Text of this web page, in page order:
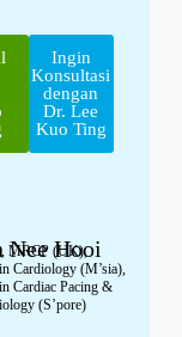
Ingin
Konsultasi
dengan
Dr. Lee
Kuo Ting
Nee Hooi
MRCP (UK),
Cardiology (M’sia),
Cardiac Pacing &
(S’pore)